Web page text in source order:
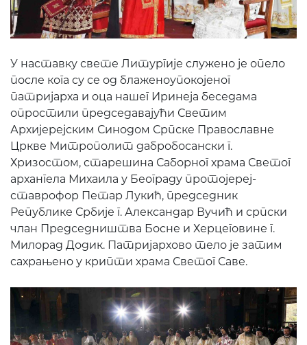
У наставку свете Литургије служено је опело
после кога су се од блаженоупокојеног
патријарха и оца нашег Иринеја беседама
опростили председавајући Светим
Архијерејским Синодом Српске Православне
Цркве Митрополит дабробосански г.
Хризостом, старешина Саборног храма Светог
архангела Михаила у Београду протојереј-
ставрофор Петар Лукић, председник
Републике Србије г. Александар Вучић и српски
члан Председништва Босне и Херцеговине г.
Милорад Додик. Патријархово тело је затим
сахрањено у крипти храма Светог Саве.